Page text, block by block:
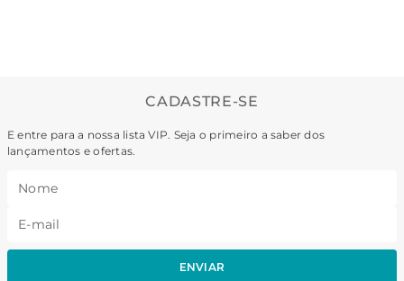
CADASTRE-SE
E entre para a nossa lista VIP. Seja o primeiro a saber dos
lançamentos e ofertas.
ENVIAR